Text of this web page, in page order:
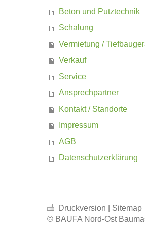
Beton und Putztechnik
Schalung
Vermietung /
Verkauf
Service
Ansprechpartner
Kontakt / Standorte
Impressum
AGB
Datenschutzerklärung
Druckversion
Sitemap
© BAUFA Nord-Ost